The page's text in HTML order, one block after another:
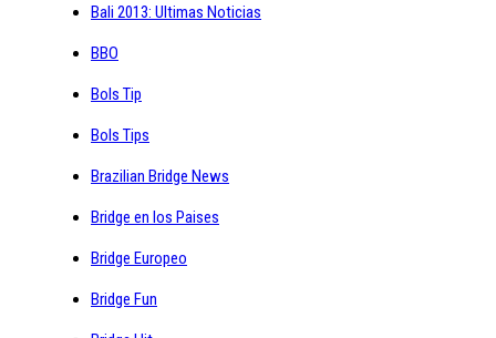
Bali 2013: Ultimas Noticias
BBO
Bols Tip
Bols Tips
Brazilian Bridge News
Bridge en los Paises
Bridge Europeo
Bridge Fun